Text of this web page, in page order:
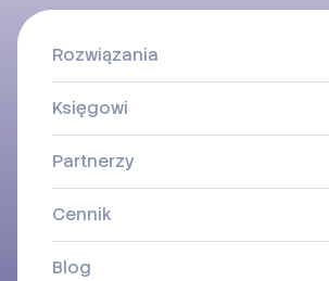
Rozwiązania
Księgowi
Partnerzy
Cennik
Blog